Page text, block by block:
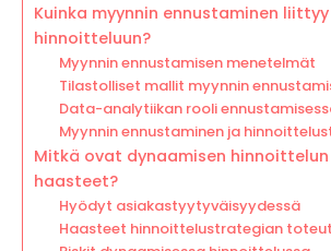
Kuinka myynnin ennustaminen
hinnoitteluun?
Myynnin ennustamisen menetelmät
Tilastolliset mallit myynnin
Data-analytiikan rooli
Myynnin ennustaminen ja
Mitkä ovat dynaamisen
haasteet?
Hyödyt asiakastyytyväisyydessä
Haasteet hinnoittelustrategian